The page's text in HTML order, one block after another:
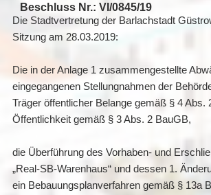
Beschluss Nr.: VI/0845/19
Die Stadtvertretung der Barlachstadt
Sitzung am 28.03.2019:
Die in der Anlage 1 zusammengestellte
eingegangenen Stellungnahmen der
Träger öffentlicher Belange gemäß § 4 Abs.
Öffentlichkeit gemäß § 3 Abs. 2 BauGB,
die Überführung des Vorhaben- und
„Real-SB-Warenhaus“ und dessen 1.
ein Bebauungsplanverfahren gemäß § 13a